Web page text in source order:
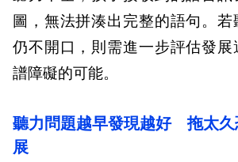
圖，無法拼湊出完整的語句。
仍不開口，則需進一步評估發
譜障礙的可能。
聽力問題越早發現越好 拖太久
展